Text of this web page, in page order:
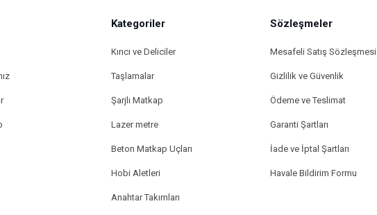
Gönder
Kategoriler
Kırıcı ve Deliciler
Taşlamalar
Şarjlı Matkap
Lazer metre
Beton Matkap Uçları
Hobi Aletleri
Anahtar Takımları
Sözleşmeler
Mesafeli Satış Sözleşmesi
Gizlilik ve Güvenlik
Ödeme ve Teslimat
Garanti Şartları
İade ve İptal Şartları
Havale Bildirim Formu